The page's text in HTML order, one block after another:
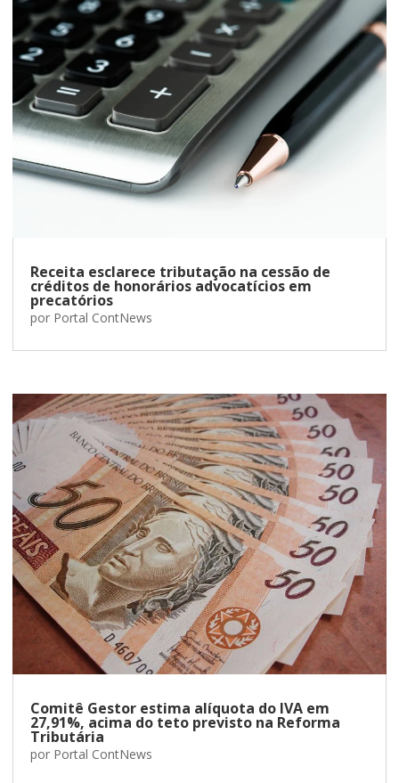
Receita esclarece tributação na cessão de
créditos de honorários advocatícios em
precatórios
por Portal ContNews
Comitê Gestor estima alíquota do IVA em
27,91%, acima do teto previsto na Reforma
Tributária
por Portal ContNews